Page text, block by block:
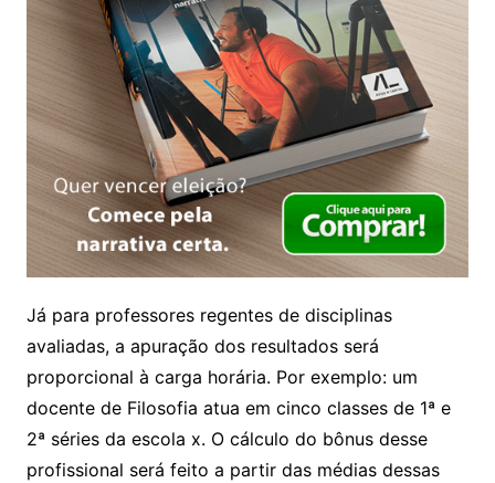
Já para professores regentes de disciplinas
avaliadas, a apuração dos resultados será
proporcional à carga horária. Por exemplo: um
docente de Filosofia atua em cinco classes de 1ª e
2ª séries da escola x. O cálculo do bônus desse
profissional será feito a partir das médias dessas